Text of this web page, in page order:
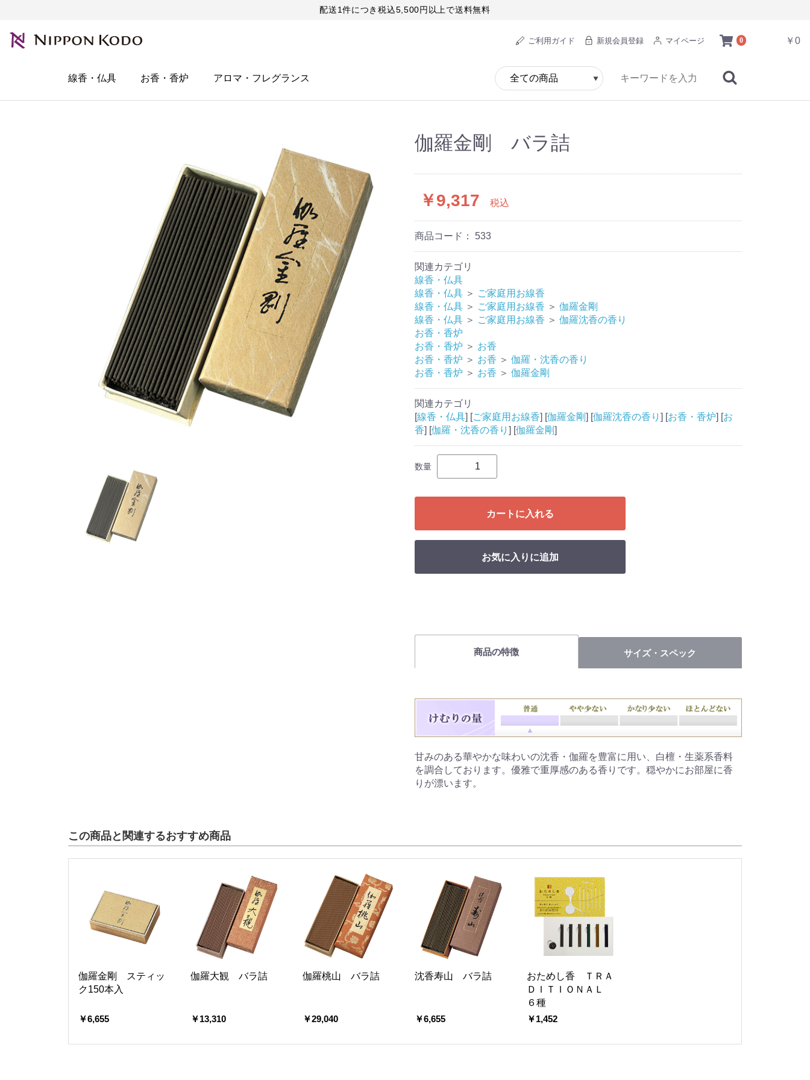
配送1件につき税込5,500円以上で送料無料
0 ￥0
ご利用ガイド 新規会員登録 マイページ
線香・仏具 お香・香炉 アロマ・フレグランス
伽羅金剛 バラ詰
￥9,317 税込
商品コード： 533
関連カテゴリ
線香・仏具
線香・仏具 ＞ ご家庭用お線香
線香・仏具 ＞ ご家庭用お線香 ＞ 伽羅金剛
線香・仏具 ＞ ご家庭用お線香 ＞ 伽羅沈香の香り
お香・香炉
お香・香炉 ＞ お香
お香・香炉 ＞ お香 ＞ 伽羅・沈香の香り
お香・香炉 ＞ お香 ＞ 伽羅金剛
関連カテゴリ
[線香・仏具] [ご家庭用お線香] [伽羅金剛] [伽羅沈香の香り ] [お香・香炉] [お
香] [伽羅・沈香の香り ] [伽羅金剛]
数量
カートに入れる
お気に入りに追加
商品の特徴 サイズ・スペック
甘みのある華やかな味わいの沈香・伽羅を豊富に用い、白檀・生薬系香料
を調合しております。優雅で重厚感のある香りです。穏やかにお部屋に香
りが漂います。
この商品と関連するおすすめ商品
伽羅金剛 スティッ
ク150本入
￥6,655
伽羅大観 バラ詰
￥13,310
伽羅桃山 バラ詰
￥29,040
沈香寿山 バラ詰
￥6,655
おためし香 ＴＲＡ
ＤＩＴＩＯＮＡＬ
６種
￥1,452